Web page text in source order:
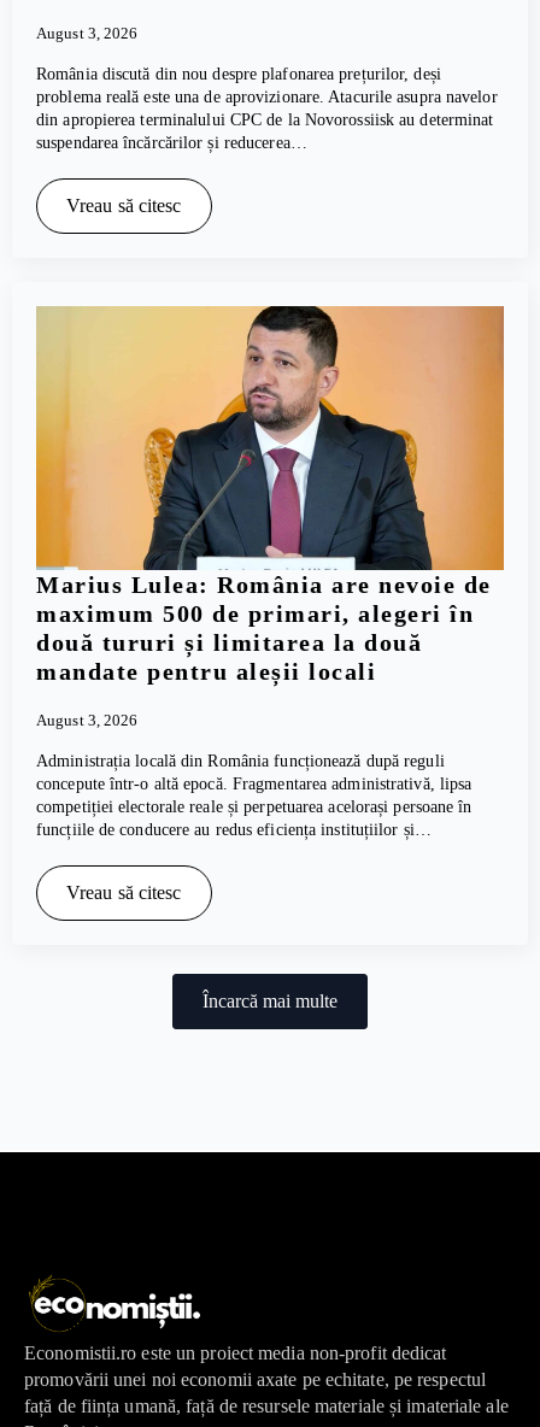
August 3, 2026
România discută din nou despre plafonarea prețurilor, deși
problema reală este una de aprovizionare. Atacurile asupra navelor
din apropierea terminalului CPC de la Novorossiisk au determinat
suspendarea încărcărilor și reducerea…
Vreau să citesc
Marius Lulea: România are nevoie de
maximum 500 de primari, alegeri în
două tururi și limitarea la două
mandate pentru aleșii locali
August 3, 2026
Administrația locală din România funcționează după reguli
concepute într-o altă epocă. Fragmentarea administrativă, lipsa
competiției electorale reale și perpetuarea acelorași persoane în
funcțiile de conducere au redus eficiența instituțiilor și…
Vreau să citesc
Încarcă mai multe
Economistii.ro este un proiect media non-profit dedicat
promovării unei noi economii axate pe echitate, pe respectul
față de ființa umană, față de resursele materiale și imateriale ale